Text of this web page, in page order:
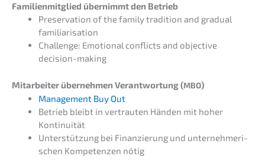
Famili­en­mit­glied übernimmt den Betrieb
Preser­va­ti­on of the family tradi­ti­on and gradu­al
familiarisation
Chall­enge: Emotio­nal conflicts and objec­ti­ve
decision-making
Mitar­bei­ter überneh­men Verant­wor­tung (MBO)
Manage­ment Buy Out
Betrieb bleibt in vertrau­ten Händen mit hoher
Kontinuität
Unter­stüt­zung bei Finan­zie­rung und unter­neh­me­ri­
schen Kompe­ten­zen nötig